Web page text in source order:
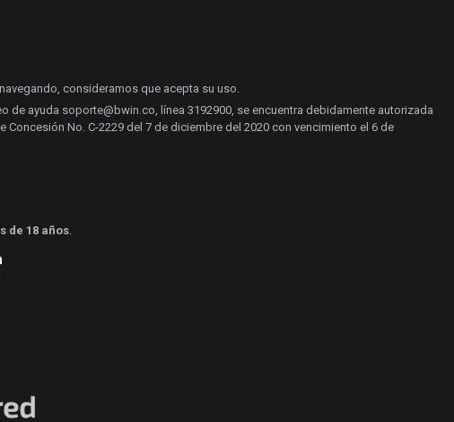
consideramos que acepta su uso.
de ayuda soporte@bwin.co, línea 3192900, se encuentra debidamente autorizada
No. C-2229 del 7 de diciembre del 2020 con vencimiento el 6 de
de 18 años.